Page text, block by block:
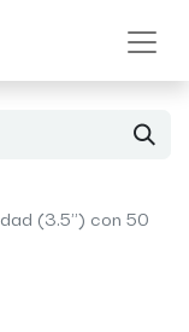
(3.5") con 50